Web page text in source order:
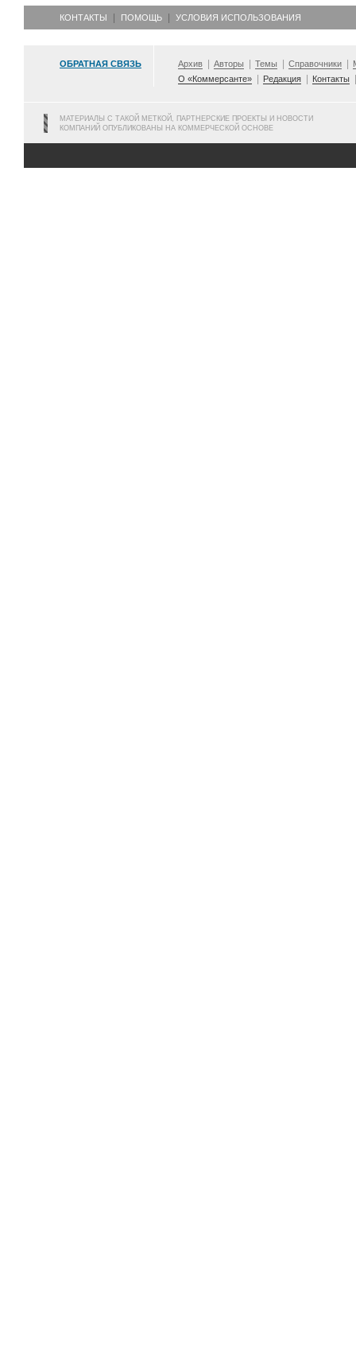
КОНТАКТЫ ПОМОЩЬ УСЛОВИЯ ИСПОЛЬЗОВАНИЯ
ОБРАТНАЯ СВЯЗЬ Архив Авторы Темы Справочники
О «Коммерсанте»
Редакция Контакты
МАТЕРИАЛЫ С ТАКОЙ МЕТКОЙ, ПАРТНЕРСКИЕ ПРОЕКТЫ И НОВОСТИ
КОМПАНИЙ ОПУБЛИКОВАНЫ НА КОММЕРЧЕСКОЙ ОСНОВЕ